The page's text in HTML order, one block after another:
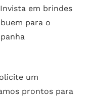
em brindes
para o
um
prontos para